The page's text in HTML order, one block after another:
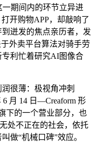
期间内的环节立异进
开购物APP，却敲响了
迸发的焦点亲历者，发
于外卖平台算法对骑手劳
利忙着研究AI图像合
很薄：极视角冲刺
月 14 日—Creaform 形
下的一个营业部分，也
处不正在的社会，依托
做“机械口碑”效应。